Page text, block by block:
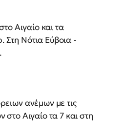
Αιγαίο και τα
Νότια Εύβοια -
ανέμων με τις
Αιγαίο τα 7 και στη